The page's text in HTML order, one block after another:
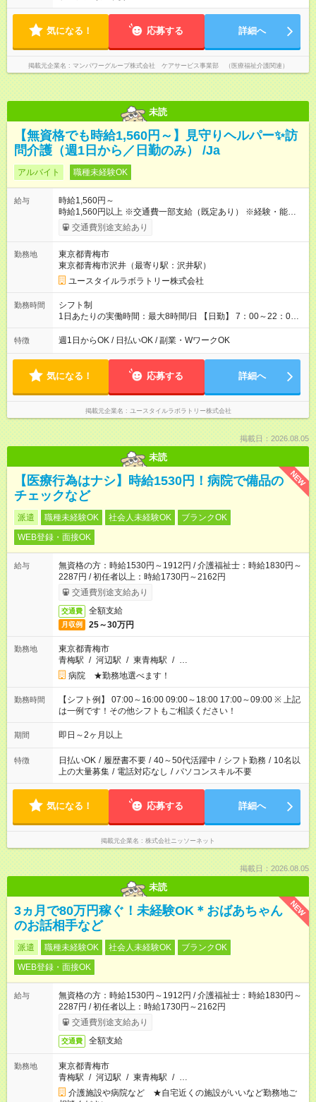
気になる！ 応募する 詳細へ
掲載元企業名 マンパワーグループ株式会社 ケアサービス事業部 （医療福祉介護関連）
未読
【無資格でも時給1,560円～】見守りヘルパー✨訪
問介護（週1日から／日勤のみ） /Ja
アルバイト 職種未経験OK
給与
時給1,560円～
時給1,560円以上 ※交通費一部支給（既定あり） ※経験・能力を
考慮して決定します 【収入例】 週1回勤務の場合：1,560円×8時
間×4回=4万9,920円 週3回勤務の場合：1,560円×8時間×12回
9,600円 【試用期間】試用期間あり 試用期間の長さ：2ヶ月
※ 雇用形態と給与に、本採用時と異なる部分があります。 雇用
形態：本採用時と同じです。 給与：時給 1,230円以上
交通費別途支給あり
勤務地
東京都青梅市
東京都青梅市沢井（最寄り駅：沢井駅）
ユースタイルラボラトリー株式会社
勤務時間
シフト制
1日あたりの実働時間：最大8時間/日 【日勤】 7：00～22：00
の間で8時間勤務（休憩時間は法定通り） ※週1日～OK ／ 夜勤
なし ＊＊ 勤務時間例 ＊＊ ■8時から17時 ■9時から18時 ■10
定（毎週同じ曜日勤務）
特徴 週1日からOK / 日払いOK / 副業・WワークOK
気になる！ 応募する 詳細へ
掲載元企業名 ユースタイルラボラトリー株式会社
掲載日：2026.08.05
未読
NEW
【医療行為はナシ】時給1530円！病院で備品の
チェックなど
派遣 職種未経験OK 社会人未経験OK
ブランクOK
WEB登録・面接OK
給与
無資格の方：時給1530円～1912円 / 介護福祉士：時給1830円～
2287円 / 初任者以上：時給1730円～2162円
交通費別途支給あり
交通費 全額支給
月収例 25～30万円
勤務地
東京都青梅市
青梅駅 / 河辺駅 / 東青梅駅 / …
病院 ★勤務地選べます！
勤務時間
【シフト例】 07:00～16:00 09:00～18:00 17:00～09:00 ※ 上記
は一例です！その他シフトもご相談ください！
期間 即日～2ヶ月以上
特徴 日払いOK / 履歴書不要 / 40～50代活躍中 / シフト勤務 / 10名以
上の大量募集 / 電話対応なし / パソコンスキル不要
気になる！ 応募する 詳細へ
掲載元企業名 株式会社ニッソーネット
掲載日：2026.08.05
未読
NEW
3ヵ月で80万円稼ぐ！未経験OK＊おばあちゃん
のお話相手など
派遣 職種未経験OK 社会人未経験OK
ブランクOK
WEB登録・面接OK
給与
無資格の方：時給1530円～1912円 / 介護福祉士：時給1830円～
2287円 / 初任者以上：時給1730円～2162円
交通費別途支給あり
交通費 全額支給
勤務地
東京都青梅市
青梅駅 / 河辺駅 / 東青梅駅 / …
介護施設や病院など ★自宅近くの施設がいいなど勤務地ご